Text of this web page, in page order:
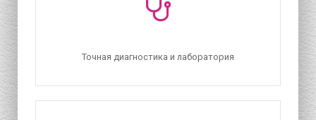
Точная диагностика и лаборатория